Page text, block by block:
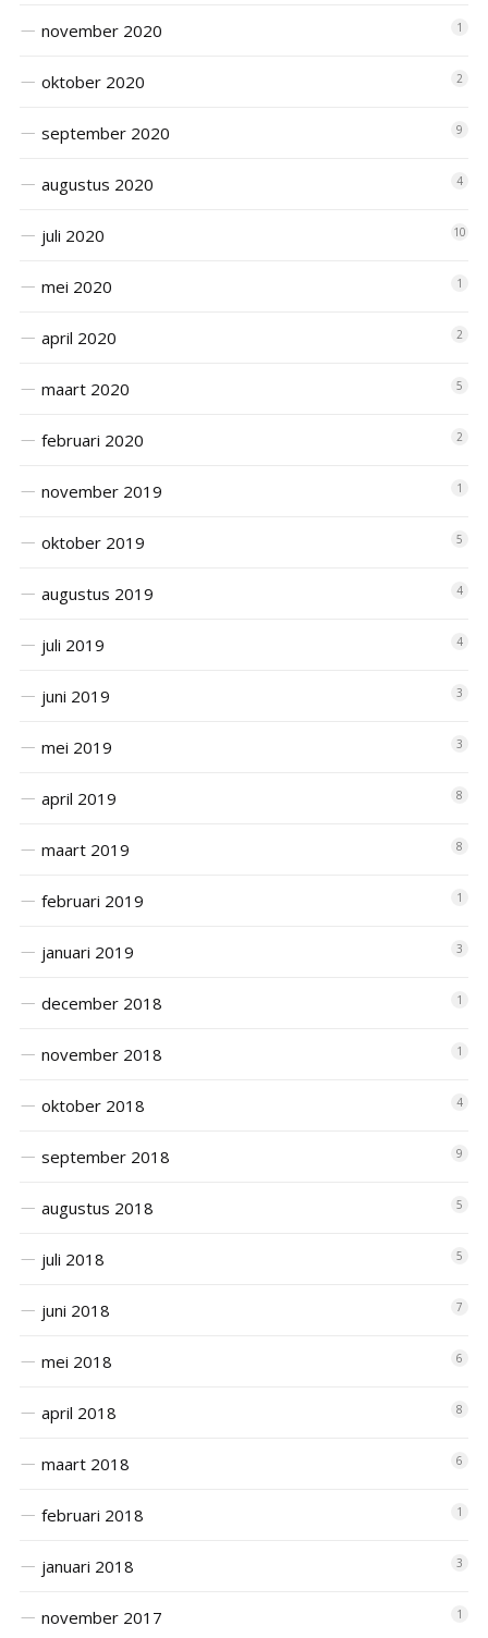
november 2020 1
oktober 2020 2
september 2020 9
augustus 2020 4
juli 2020 10
mei 2020 1
april 2020 2
maart 2020 5
februari 2020 2
november 2019 1
oktober 2019 5
augustus 2019 4
juli 2019 4
juni 2019 3
mei 2019 3
april 2019 8
maart 2019 8
februari 2019 1
januari 2019 3
december 2018 1
november 2018 1
oktober 2018 4
september 2018 9
augustus 2018 5
juli 2018 5
juni 2018 7
mei 2018 6
april 2018 8
maart 2018 6
februari 2018 1
januari 2018 3
november 2017 1